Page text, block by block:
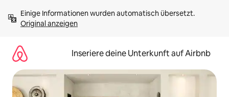
Inhalten
springenOriginal anzeigen
Inseriere deine Unterkunft auf Airbnb